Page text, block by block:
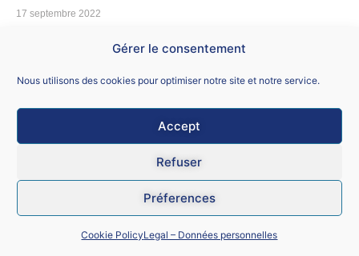
Gérer le consentement
Nous utilisons des cookies pour optimiser notre site et notre service.
Accept
Refuser
Préferences
Cookie PolicyLegal – Données personnelles
17 septembre 2022
GUADELOUPE : lundi 3 octobre de 9h à 17h au Lycée
Charles Coëffin à Baie-Mahault Inscription